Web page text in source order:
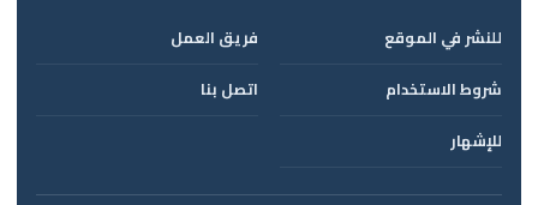
للنشر في الموقع
فريق العمل
شروط الاستخدام
اتصل بنا
للإشهار